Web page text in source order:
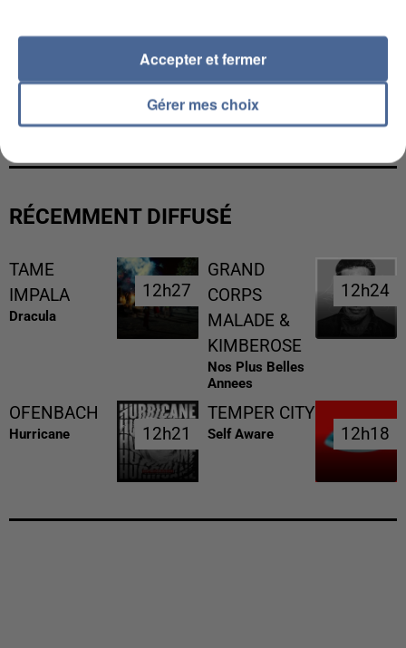
GABRIEL ATTAL ET RAPHAËL GLUCKSMANN
VISÉS PAR DES INGÉRENCES...
RÉCEMMENT DIFFUSÉ
TAME
IMPALA
Dracula
12h27
12h27
GRAND
CORPS
MALADE &
KIMBEROSE
Nos Plus Belles
Annees
12h24
12h24
OFENBACH
Hurricane 12h21
12h21
TEMPER CITY
Self Aware 12h18
12h18
Gérer mes choix
Accepter et fermer